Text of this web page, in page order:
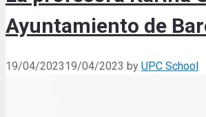
Ayuntamiento de
19/04/202319/04/2023 by UPC School